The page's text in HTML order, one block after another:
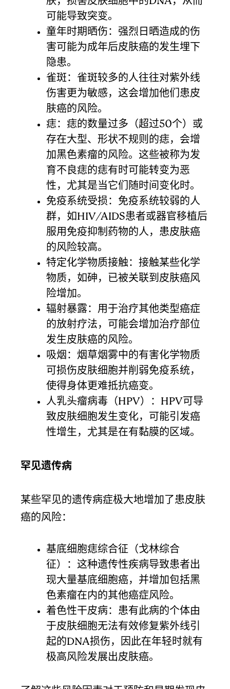
可能导致突变。
童年时期晒伤：强烈日晒造成的伤
害可能为成年后皮肤癌的发生埋下
隐患。
雀斑：雀斑较多的人往往对紫外线
伤害更为敏感，这会增加他们患皮
肤癌的风险。
痣：痣的数量过多（超过50个）或
存在大型、形状不规则的痣，会增
加黑色素瘤的风险。这些被称为发
育不良痣的痣有时可能转变为恶
性，尤其是当它们随时间变化时。
免疫系统受损：免疫系统较弱的人
群，如HIV/AIDS患者或器官移植后
服用免疫抑制药物的人，患皮肤癌
的风险较高。
特定化学物质接触：接触某些化学
物质，如砷，已被关联到皮肤癌风
险增加。
辐射暴露：用于治疗其他类型癌症
的放射疗法，可能会增加治疗部位
发生皮肤癌的风险。
吸烟：烟草烟雾中的有害化学物质
可损伤皮肤细胞并削弱免疫系统，
使得身体更难抵抗癌变。
人乳头瘤病毒（HPV）：HPV可导
致皮肤细胞发生变化，可能引发癌
性增生，尤其是在有黏膜的区域。
罕见遗传病
某些罕见的遗传病症极大地增加了患皮肤
癌的风险：
基底细胞痣综合征（戈林综合
征）：这种遗传性疾病导致患者出
现大量基底细胞癌，并增加包括黑
色素瘤在内的其他癌症风险。
着色性干皮病：患有此病的个体由
于皮肤细胞无法有效修复紫外线引
起的DNA损伤，因此在年轻时就有
极高风险发展出皮肤癌。